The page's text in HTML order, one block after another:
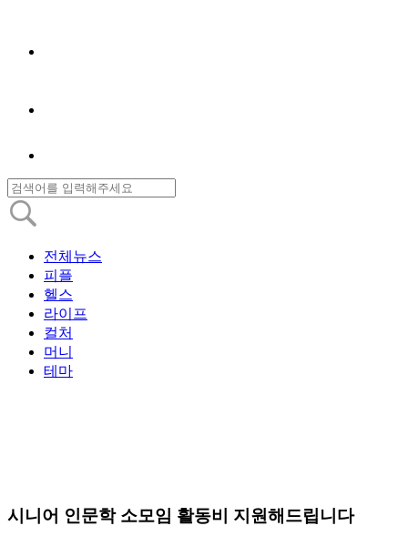
전체뉴스
피플
헬스
라이프
컬처
머니
테마
시니어 인문학 소모임 활동비 지원해드립니다